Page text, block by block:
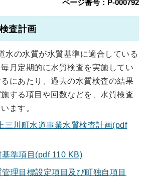
ページ番号：P-000792
査計画
水の水質が水質基準に適合している
月定期的に水質検査を実施してい
にあたり、過去の水質検査の結果
する項目や回数などを、水質検査
ます。
三川町水道事業水質検査計画(pdf
基準項目(pdf 110 KB)
理目標設定項目及び町独自項目